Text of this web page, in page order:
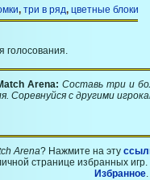
, три в ряд, цветные блоки
голосования.
Arena: Составь три и
Соревнуйся с другими
Arena? Нажмите на эту
странице избранных
Избранное.